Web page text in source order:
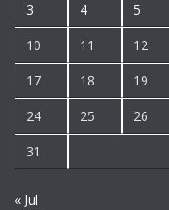
3 4 5
10 11 12
17 18 19
24 25 26
31
« Jul